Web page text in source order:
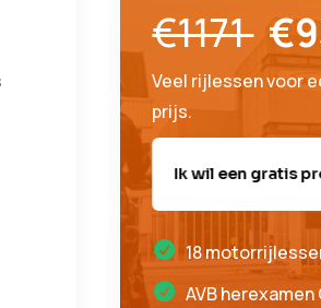
€1171
Veel rijlessen voor
prijs.
Ik wil een gratis
18
AVB